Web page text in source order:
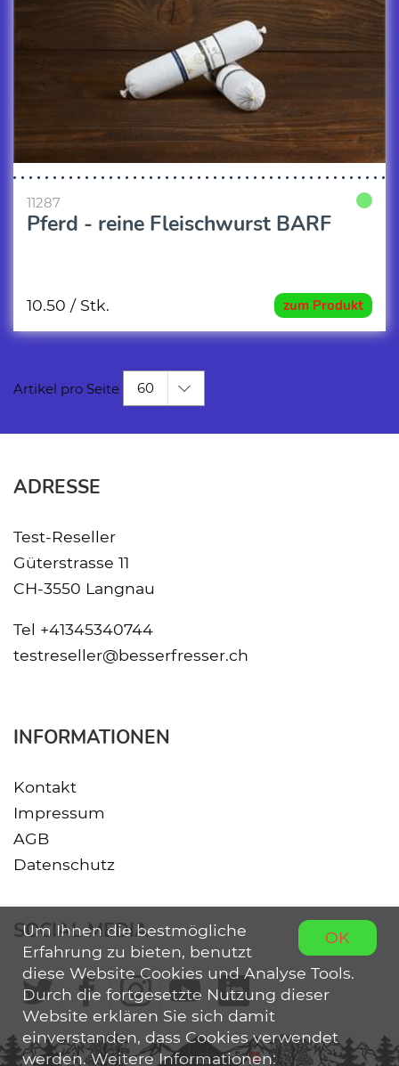
11287
Pferd - reine Fleischwurst BARF
zum Produkt
10.50 / Stk.
Artikel pro Seite 60
ADRESSE
Test-Reseller
Güterstrasse 11
CH-3550 Langnau
Tel +41345340744
testreseller@besserfresser.ch
INFORMATIONEN
Kontakt
Impressum
AGB
Datenschutz
SOCIAL MEDIA OK
Um Ihnen die bestmögliche
Erfahrung zu bieten, benutzt
diese Website Cookies und Analyse Tools.
Durch die fortgesetzte Nutzung dieser
Website erklären Sie sich damit
einverstanden, dass Cookies verwendet
werden. Weitere Informationen: